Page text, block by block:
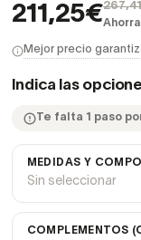
211,25€
Mejor precio
Indica las
Te falta 1 paso
MEDIDAS Y
Sin seleccionar
COMPLEMENTOS